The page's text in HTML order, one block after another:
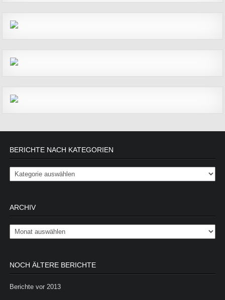
BERICHTE NACH KATEGORIEN
Berichte nach Kategorien
ARCHIV
Archiv
NOCH ÄLTERE BERICHTE
Berichte vor 2013